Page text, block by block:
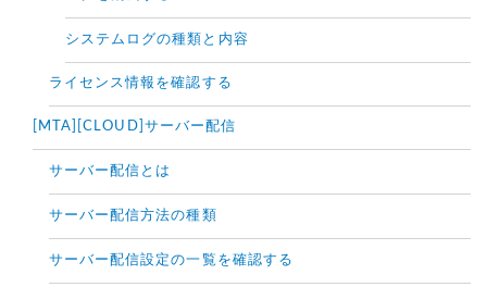
システムログの種類と内容
ライセンス情報を確認する
[MTA][CLOUD]サーバー配信
サーバー配信とは
サーバー配信方法の種類
サーバー配信設定の一覧を確認する